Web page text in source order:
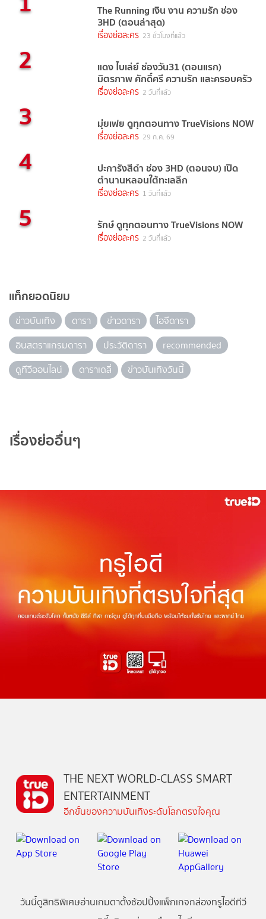
The Running เงิน งาน ความรัก ช่อง
3HD (ตอนล่าสุด)
เรื่องย่อละคร 23 ชั่วโมงที่แล้ว
2 แดง ไบเล่ย์ ช่องวัน31 (ตอนแรก)
มิตรภาพ ศักดิ์ศรี ความรัก และครอบครัว
เรื่องย่อละคร 2 วันที่แล้ว
3 มุ่ยเฟย ดูทุกตอนทาง TrueVisions NOW
เรื่องย่อละคร 29 ก.ค. 69
4 ปะการังสีดำ ช่อง 3HD (ตอนจบ) เปิด
ตำนานหลอนใต้ทะเลลึก
เรื่องย่อละคร 1 วันที่แล้ว
5 รักษ์ ดูทุกตอนทาง TrueVisions NOW
เรื่องย่อละคร 2 วันที่แล้ว
แท็กยอดนิยม
ข่าวบันเทิง ดารา ข่าวดารา
ไอจีดารา
อินสตราแกรมดารา
ประวัติดารา
recommended
ดูทีวีออนไลน์
ดาราเดลี่ ข่าวบันเทิงวันนี้
เรื่องย่ออื่นๆ
THE NEXT WORLD-CLASS SMART
ENTERTAINMENT
อีกขั้นของความบันเทิงระดับโลกตรงใจคุณ
วันนี้ดูสิทธิพิเศษอ่านเกมตาตั้งช้อปปิ้งแพ็กเกจกล่องทรูไอดีทีวี